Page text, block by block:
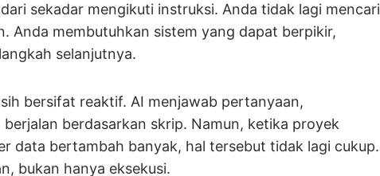
sekadar mengikuti instruksi. Anda tidak lagi mencari
Anda membutuhkan sistem yang dapat berpikir,
selanjutnya.
bersifat reaktif. AI menjawab pertanyaan,
berdasarkan skrip. Namun, ketika proyek
data bertambah banyak, hal tersebut tidak lagi cukup.
bukan hanya eksekusi.